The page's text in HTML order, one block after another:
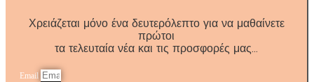
Χρειάζεται μόνο ένα δευτερόλεπτο για να μαθαίνετε
πρώτοι
τα τελευταία νέα και τις προσφορές μας…
Email